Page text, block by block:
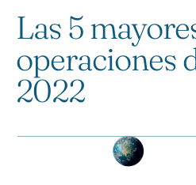
Las 5
operaciones
2022